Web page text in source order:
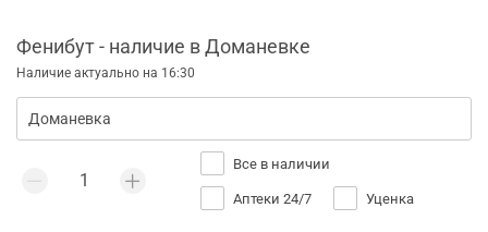
Фенибут - наличие в Доманевке
Наличие актуально на 16:30
Все в наличии
Аптеки 24/7 Уценка